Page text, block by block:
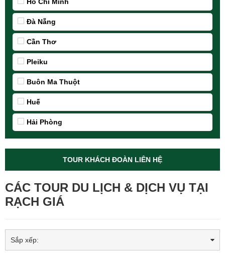
Đà Nẵng
Cần Thơ
Pleiku
Buôn Ma Thuột
Huế
Hải Phòng
TOUR KHÁCH ĐOÀN LIÊN HỆ
CÁC TOUR DU LỊCH & DỊCH VỤ TẠI
RẠCH GIÁ
Sắp xếp: